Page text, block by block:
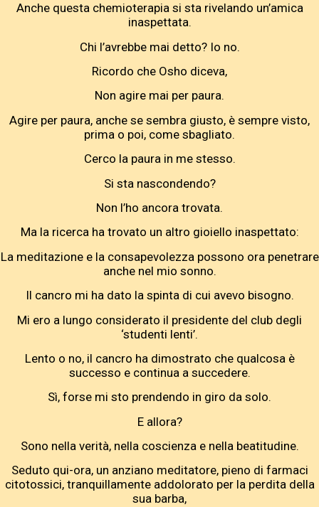
Anche questa chemioterapia si sta rivelando un’amica
inaspettata.
Chi l’avrebbe mai detto? Io no.
Ricordo che Osho diceva,
Non agire mai per paura.
Agire per paura, anche se sembra giusto, è sempre visto,
prima o poi, come sbagliato.
Cerco la paura in me stesso.
Si sta nascondendo?
Non l’ho ancora trovata.
Ma la ricerca ha trovato un altro gioiello inaspettato:
La meditazione e la consapevolezza possono ora penetrare
anche nel mio sonno.
Il cancro mi ha dato la spinta di cui avevo bisogno.
Mi ero a lungo considerato il presidente del club degli
‘studenti lenti’.
Lento o no, il cancro ha dimostrato che qualcosa è
successo e continua a succedere.
Sì, forse mi sto prendendo in giro da solo.
E allora?
Sono nella verità, nella coscienza e nella beatitudine.
Seduto qui-ora, un anziano meditatore, pieno di farmaci
citotossici, tranquillamente addolorato per la perdita della
sua barba,